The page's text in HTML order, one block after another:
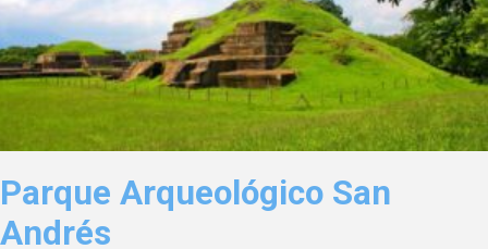
Parque Arqueológico San
Andrés